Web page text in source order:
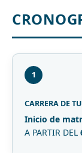
1
CARRERA DE
Inicio de
A PARTIR DEL